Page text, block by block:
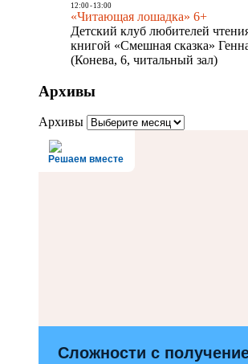
12:00- 13:00
«Читающая лошадка» 6+
Детский клуб любителей
книгой «Смешная сказка»
(Конева, 6, читальный зал)
Архивы
Архивы
Решаем вместе
Сложности с